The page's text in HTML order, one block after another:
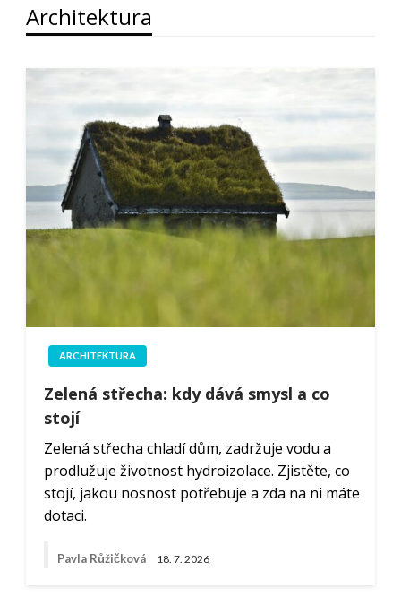
Architektura
ARCHITEKTURA
Zelená střecha: kdy dává smysl a co
stojí
Zelená střecha chladí dům, zadržuje vodu a
prodlužuje životnost hydroizolace. Zjistěte, co
stojí, jakou nosnost potřebuje a zda na ni máte
dotaci.
Pavla Růžičková 18. 7. 2026